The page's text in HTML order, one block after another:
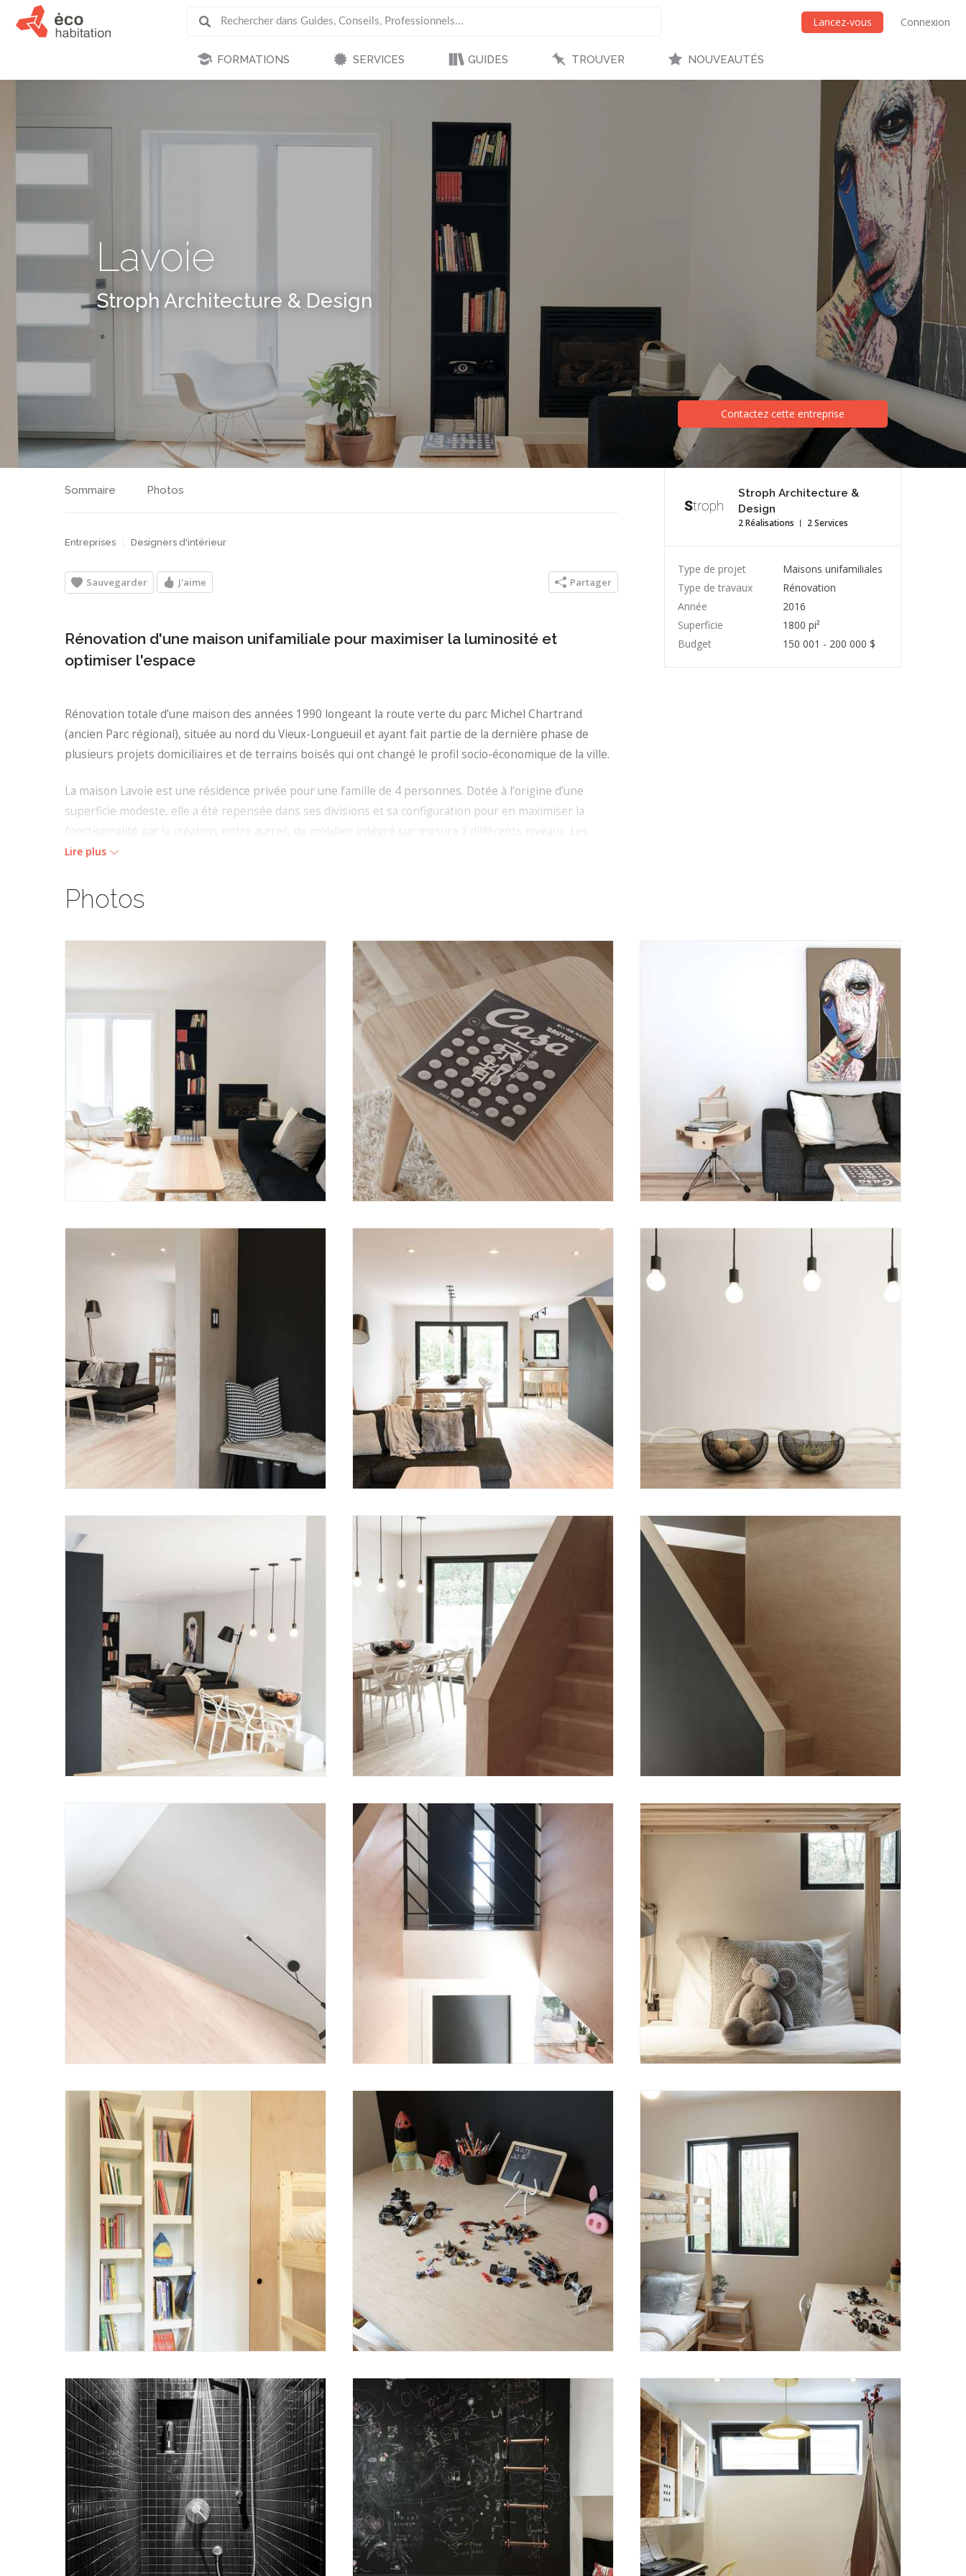
Lancez-vous Connexion
FORMATIONS SERVICES GUIDES TROUVER NOUVEAUTÉS
Lavoie
Stroph Architecture & Design
Contactez cette entreprise
Stroph Architecture &
Design
2 Réalisations 2 Services
Type de projet
Maisons unifamiliales
Type de travaux
Rénovation
Année
2016
Superficie
1800 pi²
Budget
150 001 - 200 000 $
Sommaire Photos
Entreprises Designers d'intérieur
Sauvegarder J'aime Partager
Rénovation d'une maison unifamiliale pour maximiser la luminosité et
optimiser l'espace
Rénovation totale d’une maison des années 1990 longeant la route verte du parc Michel Chartrand
(ancien Parc régional), située au nord du Vieux-Longueuil et ayant fait partie de la dernière phase de
plusieurs projets domiciliaires et de terrains boisés qui ont changé le profil socio-économique de la ville.
La maison Lavoie est une résidence privée pour une famille de 4 personnes. Dotée à l’origine d’une
superficie modeste, elle a été repensée dans ses divisions et sa configuration pour en maximiser la
fonctionnalité par la création, entre autres, de mobilier intégré sur mesure à différents niveaux. Les
ouvertures ont été agrandies pour faire bénéficier tous les espaces d’un flot important de lumière
La combinaison d’un éclairage naturel abondant et d’un camaïeu de couleurs neutres ainsi que l’utilisation
L’espace général étant à aire ouverte, le salon partage avec la salle-à-manger et la cuisine, les mêmes
intentions de linéarité longitudinale se prolongeant vers l’extérieur. L’aménagement a été conçu de telle
façon à orienter les vues vers un environnement extérieur riche en biodiversité et ainsi favoriser la
Dans un principe de simplicité et d’essentiel, les espaces ont été réduits, dans leur aménagement, à leur
strict minimum pour laisser les volumes et les matériaux s’exprimer et atteindre l’élégance par le
dépouillement.
Au sous-sol, on a privilégié l’OSB (panneaux de lamelles de bois orientées), comme revêtement de
plancher fini pour ses qualités d’isolation tant thermique que phonique ainsi que pour ses
caractéristiques durable et économique. Il a été laissé brut, pour permettre d’une part à la lumière de
La piscine orientée plein sud, est ceinturée par une cour en cèdre canadien, choisi pour ses vertus
Lire plus
Photos